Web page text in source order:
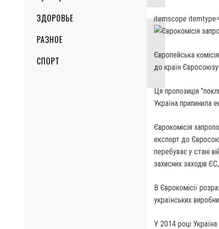
ЗДОРОВЬЕ
РАЗНОЕ
СПОРТ
itemscope
Європейська
до країн Євросоюзу.
Ця пропозиція
Україна припинила
Єврокомісія
експорт до
перебуває у стані
захисних заходів
В Єврокомісії
українських
У 2014 році